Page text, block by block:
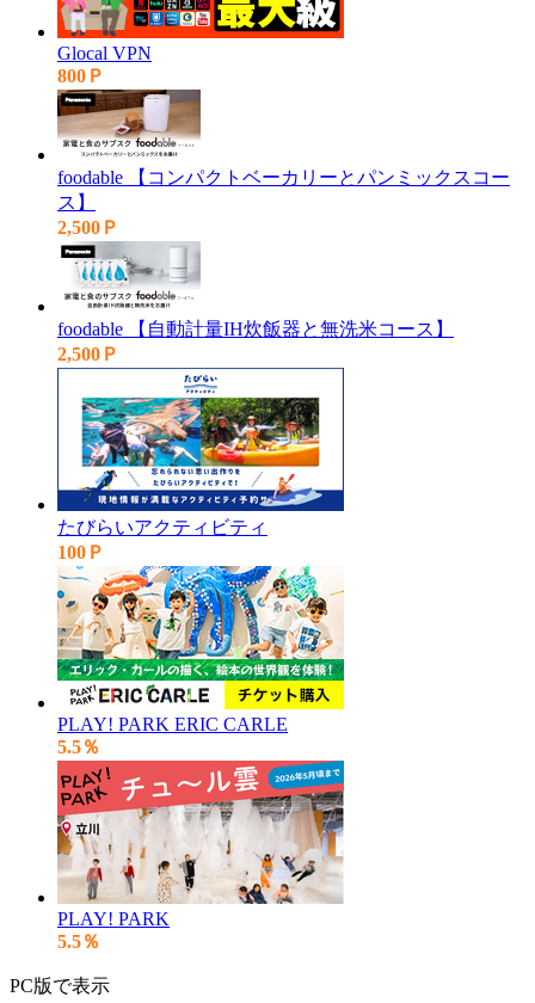
Glocal VPN
800Ｐ
foodable 【コンパクトベーカリーとパンミックスコー
ス】
2,500Ｐ
foodable 【自動計量IH炊飯器と無洗米コース】
2,500Ｐ
たびらいアクティビティ
100Ｐ
PLAY! PARK ERIC CARLE
5.5％
PLAY! PARK
5.5％
PC版で表示